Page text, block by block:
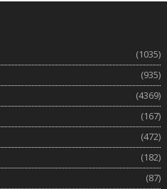
(1035)
(935)
(4369)
(167)
(472)
(182)
(87)